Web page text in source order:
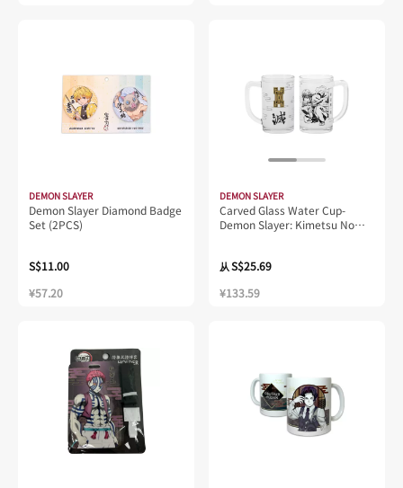
DEMON SLAYER
Demon Slayer Diamond Badge
Set (2PCS)
S$11.00
¥57.20
DEMON SLAYER
Carved Glass Water Cup-
Demon Slayer: Kimetsu No
从S$25.69
¥133.59